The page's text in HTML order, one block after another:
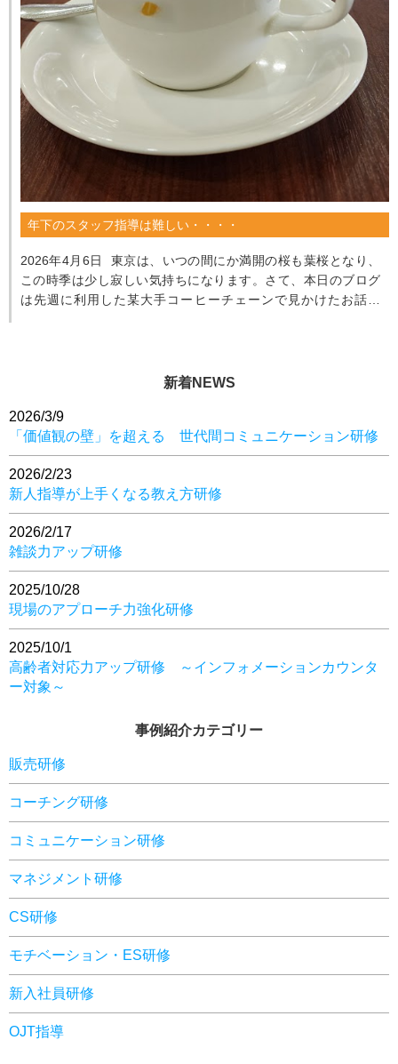
年下のスタッフ指導は難しい・・・・
2026年4月6日 東京は、いつの間にか満開の桜も葉桜となり、
この時季は少し寂しい気持ちになります。さて、本日のブログ
は先週に利用した某大手コーヒーチェーンで見かけたお話で
新着NEWS
2026/3/9
「価値観の壁」を超える 世代間コミュニケーション研修
2026/2/23
新人指導が上手くなる教え方研修
2026/2/17
雑談力アップ研修
2025/10/28
現場のアプローチ力強化研修
2025/10/1
高齢者対応力アップ研修 ～インフォメーションカウンタ
ー対象～
事例紹介カテゴリー
販売研修
コーチング研修
コミュニケーション研修
マネジメント研修
CS研修
モチベーション・ES研修
新入社員研修
OJT指導